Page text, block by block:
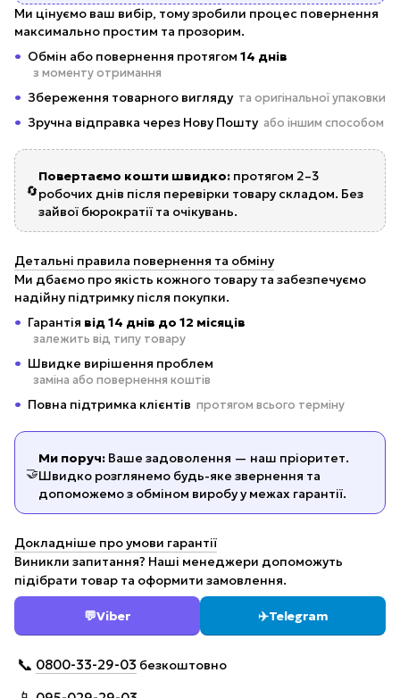
Ми цінуємо ваш вибір, тому зробили процес повернення
максимально простим та прозорим.
Обмін або повернення протягом 14 днів
з моменту отримання
Збереження товарного вигляду та оригінальної упаковки
Зручна відправка через Нову Пошту або іншим способом
🔄
Повертаємо кошти швидко: протягом 2–3
робочих днів після перевірки товару складом. Без
зайвої бюрократії та очікувань.
Детальні правила повернення та обміну
Ми дбаємо про якість кожного товару та забезпечуємо
надійну підтримку після покупки.
Гарантія від 14 днів до 12 місяців
залежить від типу товару
Швидке вирішення проблем
заміна або повернення коштів
Повна підтримка клієнтів протягом всього терміну
🤝
Ми поруч: Ваше задоволення — наш пріоритет.
Швидко розглянемо будь-яке звернення та
допоможемо з обміном виробу у межах гарантії.
Докладніше про умови гарантії
Виникли запитання? Наші менеджери допоможуть
підібрати товар та оформити замовлення.
💬Viber ✈️Telegram
📞 0800-33-29-03 безкоштовно